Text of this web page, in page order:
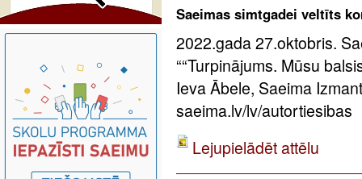
Saeimas simtgadei veltīts
2022.gada 27.oktobris.
““Turpinājums. Mūsu
Ieva Ābele, Saeima
saeima.lv/lv/autortiesibas
Lejupielādēt attēlu